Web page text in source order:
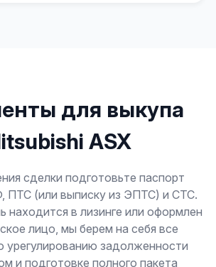
для выкупа
ASX
сделки подготовьте паспорт
ПТС (или выписку из ЭПТС) и СТС.
находится в лизинге или оформлен
лицо, мы берем на себя все
урегулированию задолженности
и подготовке полного пакета